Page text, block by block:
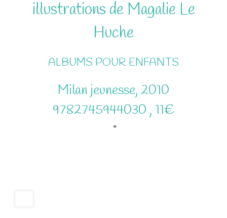
illustrations de Magalie Le
Huche
ALBUMS POUR ENFANTS
Milan jeunesse, 2010
9782745944030 , 11€
*